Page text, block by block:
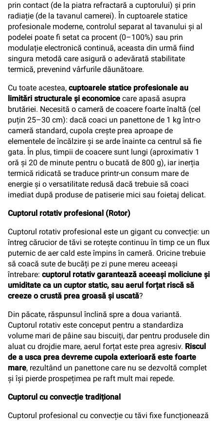
prin contact (de la piatra refractară a cuptorului) și prin
radiație (de la tavanul camerei). În cuptoarele statice
profesionale moderne, controlul separat al tavanului și al
podelei poate fi setat ca procent (0–100%) sau prin
modulație electronică continuă, aceasta din urmă fiind
singura metodă care asigură o adevărată stabilitate
termică, prevenind vârfurile dăunătoare.
Cu toate acestea, cuptoarele statice profesionale au
limitări structurale și economice care apasă asupra
brutăriei. Necesită o cameră de coacere foarte înaltă (cel
puțin 25–30 cm): dacă coaci un panettone de 1 kg într-o
cameră standard, cupola crește prea aproape de
elementele de încălzire și se arde înainte ca centrul să fie
gata. În plus, timpii de coacere sunt lungi (aproximativ 1
oră și 20 de minute pentru o bucată de 800 g), iar inerția
termică ridicată se traduce printr-un consum mare de
energie și o versatilitate redusă dacă trebuie să coaci
imediat după produse de patiserie mici sau foietaj delicat.
Cuptorul rotativ profesional (Rotor)
Cuptorul rotativ profesional este un gigant cu convecție: un
întreg cărucior de tăvi se rotește continuu în timp ce un flux
puternic de aer cald este împins în cameră. Oricine trebuie
să coacă sute de bucăți pe zi pune mereu aceeași
întrebare: cuptorul rotativ garantează aceeași moliciune și
umiditate ca un cuptor static, sau aerul forțat riscă să
creeze o crustă prea groasă și uscată?
Din păcate, răspunsul înclină spre a doua variantă.
Cuptorul rotativ este conceput pentru a standardiza
volume mari de pâine sau biscuiți, dar pentru produsele din
aluat cu drojdie mare, aerul forțat este prea agresiv. Riscul
de a usca prea devreme cupola exterioară este foarte
mare, rezultând un panettone care nu se dezvoltă complet
și își pierde prospețimea pe raft mult mai repede.
Cuptorul cu convecție tradițional
Cuptorul profesional cu convecție cu tăvi fixe funcționează